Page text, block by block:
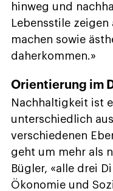
hinweg und
Lebensstile zeigen
machen sowie
daherkommen.»
Orientierung im
Nachhaltigkeit ist
unterschiedlich
verschiedenen
geht um mehr als
Bügler, «alle drei
Ökonomie und